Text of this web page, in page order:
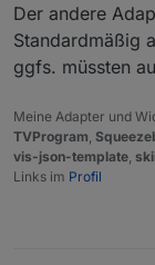
Der andere
Standardmäßig
ggfs. müssten
Meine Adapter und
TVProgram
vis-json-template
Links im Profil